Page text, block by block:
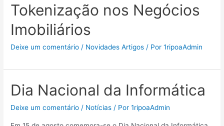
Tokenização nos Negócios
Imobiliários
Deixe um comentário / Novidades Artigos / Por1ripoaAdmin
Dia Nacional da Informática
Deixe um comentário / Notícias / Por1ripoaAdmin